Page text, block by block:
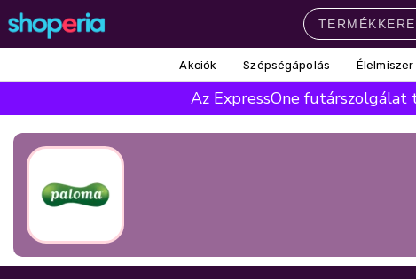
Élelmiszer
Mosás Mosogatás Takarítás
Baba-mama
Népszerű márkák
Lenor
Akciók Szépségápolás Élelmiszer
Az ExpressOne futárszolgálat